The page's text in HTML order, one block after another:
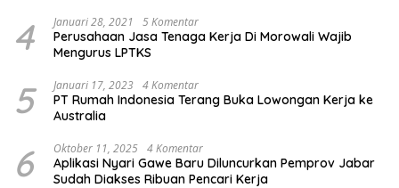
4 Januari 28, 2021 5 Komentar
Perusahaan Jasa Tenaga Kerja Di Morowali Wajib
Mengurus LPTKS
5 Januari 17, 2023 4 Komentar
PT Rumah Indonesia Terang Buka Lowongan Kerja ke
Australia
6 Oktober 11, 2025 4 Komentar
Aplikasi Nyari Gawe Baru Diluncurkan Pemprov Jabar
Sudah Diakses Ribuan Pencari Kerja